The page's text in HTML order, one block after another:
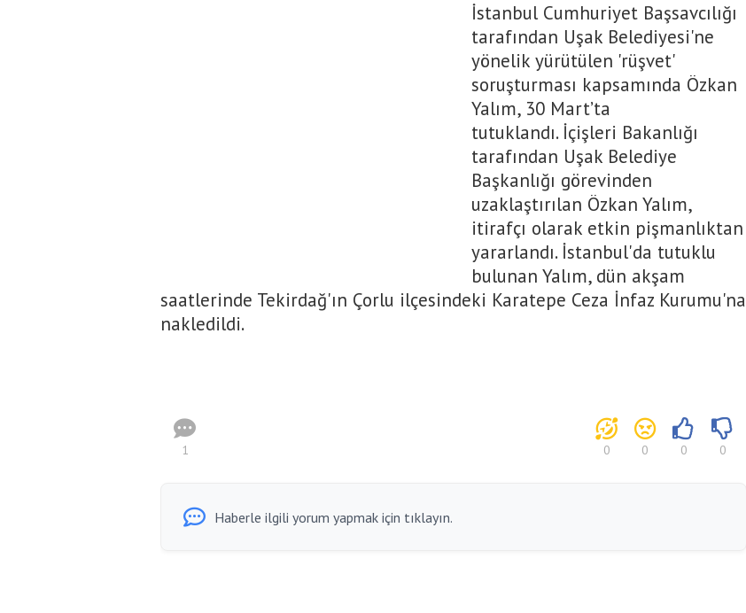
İstanbul Cumhuriyet Başsavcılığı
tarafından Uşak Belediyesi'ne
yönelik yürütülen 'rüşvet'
soruşturması kapsamında Özkan
Yalım, 30 Mart’ta
tutuklandı. İçişleri Bakanlığı
tarafından Uşak Belediye
Başkanlığı görevinden
uzaklaştırılan Özkan Yalım,
itirafçı olarak etkin pişmanlıktan
yararlandı. İstanbul'da tutuklu
bulunan Yalım, dün akşam
saatlerinde Tekirdağ'ın Çorlu ilçesindeki Karatepe Ceza İnfaz Kurumu'na
nakledildi.
1 0 0 0 0
Haberle ilgili yorum yapmak için tıklayın.